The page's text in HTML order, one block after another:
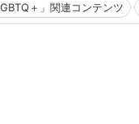
＋」関連コンテンツ